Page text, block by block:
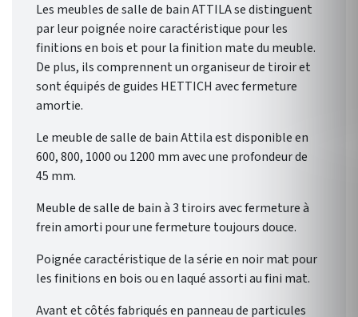
palette de finitions
éclatantes.
Les meubles de salle de bain ATTILA se distinguent
par leur poignée noire caractéristique pour les
finitions en bois et pour la finition mate du meuble.
De plus, ils comprennent un organiseur de tiroir et
sont équipés de guides HETTICH avec fermeture
amortie.
Le meuble de salle de bain Attila est disponible en
600, 800, 1000 ou 1200 mm avec une profondeur de
45 mm.
Meuble de salle de bain à 3 tiroirs avec fermeture à
frein amorti pour une fermeture toujours douce.
Poignée caractéristique de la série en noir mat pour
les finitions en bois ou en laqué assorti au fini mat.
Avant et côtés fabriqués en panneau de particules